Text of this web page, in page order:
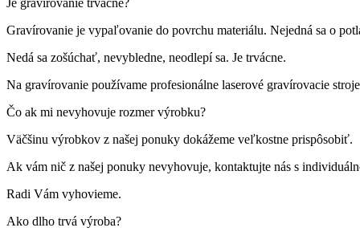
Je gravírovanie trvácne?
Gravírovanie je vypaľovanie do povrchu materiálu. Nejedná sa o
Nedá sa zošúchať, nevybledne, neodlepí sa. Je trvácne.
Na gravírovanie používame profesionálne laserové gravírovacie
Čo ak mi nevyhovuje rozmer výrobku?
Väčšinu výrobkov z našej ponuky dokážeme veľkostne prispôsobiť.
Ak vám nič z našej ponuky nevyhovuje, kontaktujte nás s
Radi Vám vyhovieme.
Ako dlho trvá výroba?